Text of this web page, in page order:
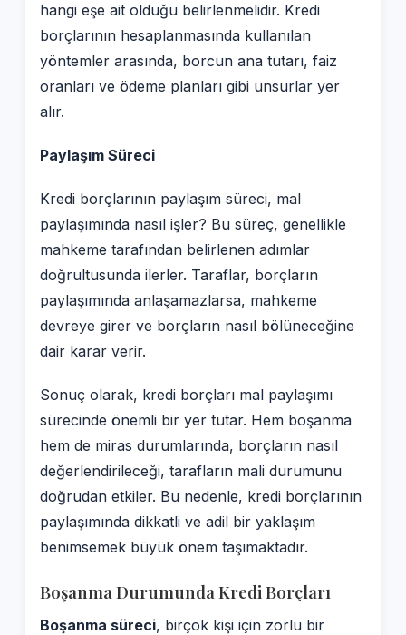
hangi eşe ait olduğu belirlenmelidir. Kredi
borçlarının hesaplanmasında kullanılan
yöntemler arasında, borcun ana tutarı, faiz
oranları ve ödeme planları gibi unsurlar yer
alır.
Paylaşım Süreci
Kredi borçlarının paylaşım süreci, mal
paylaşımında nasıl işler? Bu süreç, genellikle
mahkeme tarafından belirlenen adımlar
doğrultusunda ilerler. Taraflar, borçların
paylaşımında anlaşamazlarsa, mahkeme
devreye girer ve borçların nasıl bölüneceğine
dair karar verir.
Sonuç olarak, kredi borçları mal paylaşımı
sürecinde önemli bir yer tutar. Hem boşanma
hem de miras durumlarında, borçların nasıl
değerlendirileceği, tarafların mali durumunu
doğrudan etkiler. Bu nedenle, kredi borçlarının
paylaşımında dikkatli ve adil bir yaklaşım
benimsemek büyük önem taşımaktadır.
Boşanma Durumunda Kredi Borçları
Boşanma süreci, birçok kişi için zorlu bir